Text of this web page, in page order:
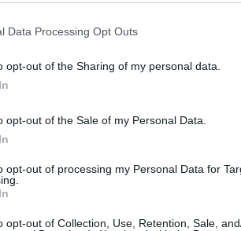
Data Processing Opt Outs
opt-out of the Sharing of my personal data.
opt-out of the Sale of my Personal Data.
opt-out of processing my Personal Data for
opt-out of Collection, Use, Retention, Sale,
už
užfiksavo ceremonijos vaizdus
Pravėrė ukrainiečių pinigines:
ekonomika